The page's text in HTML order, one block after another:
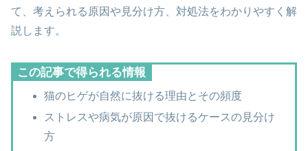
て、考えられる原因や見分け方、対処法をわかりやすく解
説します。
この記事で得られる情報
猫のヒゲが自然に抜ける理由とその頻度
ストレスや病気が原因で抜けるケースの見分け
方